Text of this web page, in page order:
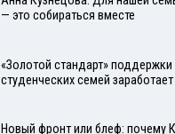
— это собираться вместе
«Золотой стандарт» поддержки
студенческих семей
Новый фронт или блеф: почему